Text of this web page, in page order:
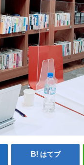
はてブ